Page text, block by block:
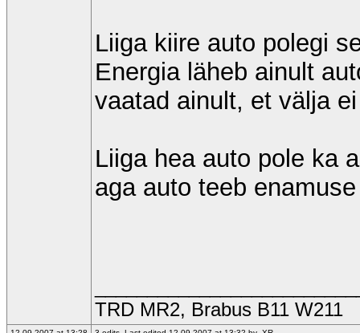
Liiga kiire auto polegi
Energia läheb ainult
vaatad ainult, et välja
Liiga hea auto pole ka
aga auto teeb
TRD MR2, Brabus B11 W211